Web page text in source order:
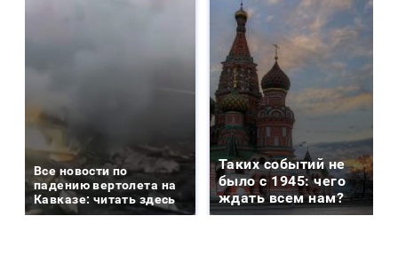
Все новости по
падению вертолета на
Кавказе: читать здесь
Таких событий не
было с 1945: чего
ждать всем нам?